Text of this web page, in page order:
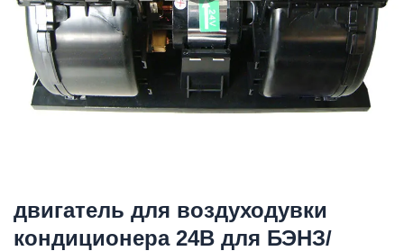
двигатель для воздуходувки
кондиционера 24В для БЭНЗ/